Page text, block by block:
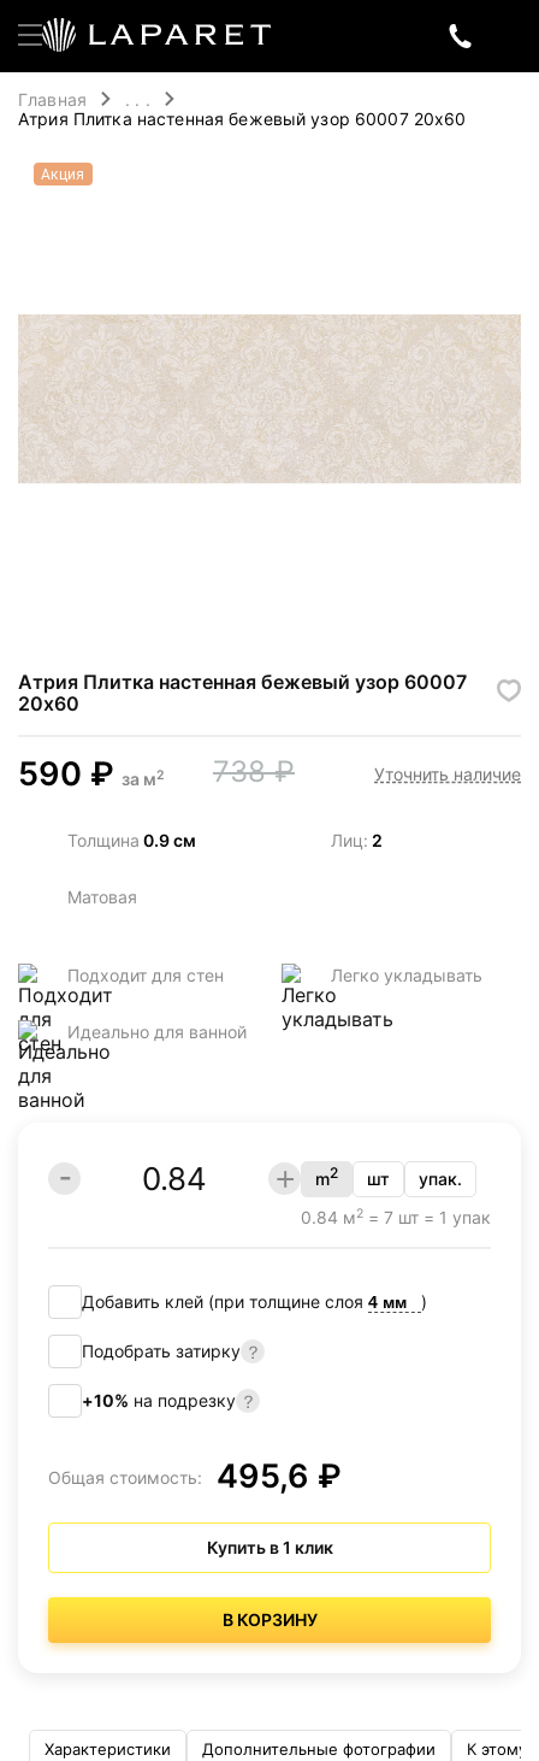
Главная
. . .
Атрия Плитка настенная бежевый узор 60007 20х60
Акция
Атрия Плитка настенная бежевый узор 60007
20х60
590 ₽ за м2 738 ₽ Уточнить наличие
Толщина 0.9 см Лиц: 2
Матовая
Подходит для стен Легко укладывать
Идеально для ванной
m2 шт
упак.
0.84 м2 = 7 шт = 1 упак
Добавить клей (при толщине слоя )
Подобрать затирку
+10% на подрезку
Общая стоимость: 495,6 ₽
Купить в 1 клик
В КОРЗИНУ
Характеристики Дополнительные фотографии К этому